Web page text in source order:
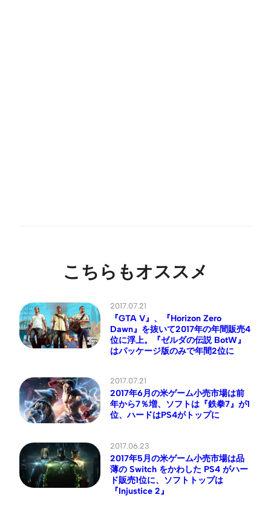
こちらもオススメ
2017.07.21
『GTA V』、『Horizon Zero
Dawn』を抜いて2017年の年間販売4
位に浮上。『ゼルダの伝説 BotW』
はパッケージ版のみで年間2位に
2017.07.21
2017年6月の米ゲーム小売市場は前
年から7％増、ソフトは『鉄拳7』が1
位、ハードはPS4がトップに
2017.06.23
2017年5月の米ゲーム小売市場は品
薄の Switch をかわした PS4 がハー
ド販売1位に、ソフトトップは
『Injustice 2』